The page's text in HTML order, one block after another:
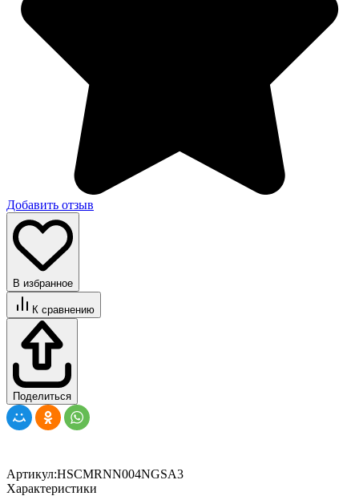
Добавить отзыв
В избранное
К сравнению
Поделиться
Артикул:HSCMRNN004NGSA3
Характеристики